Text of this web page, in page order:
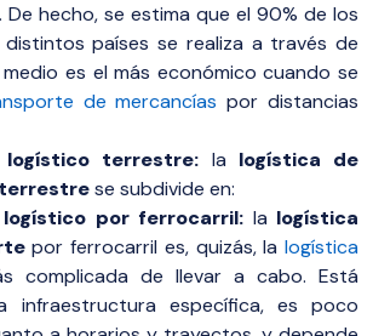
De hecho, se estima que el 90% de los
países se realiza a través de
es el más económico cuando se
de mercancías por distancias
logístico terrestre: la logística de
se subdivide en:
por ferrocarril: la logística
por ferrocarril es, quizás, lalogística
complicada de llevar a cabo. Está
infraestructura específica, es poco